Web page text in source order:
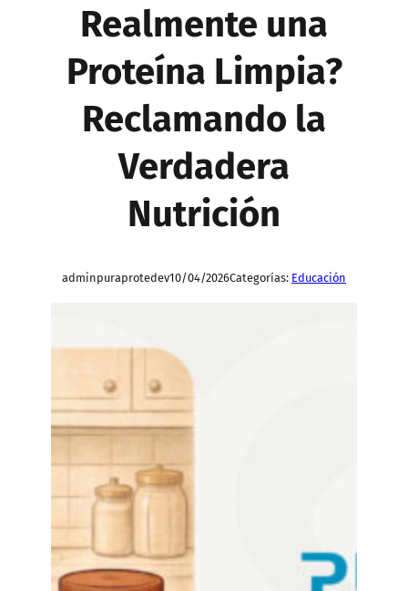
Realmente una
Proteína Limpia?
Reclamando la
Verdadera
Nutrición
adminpuraprotedev10/04/2026Categorías: Educación